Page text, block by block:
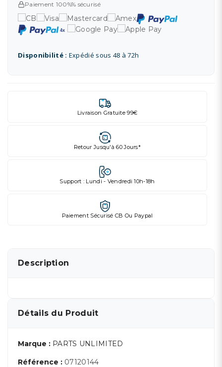
Paiement 100%% sécurisé
Disponibilité : Expédié sous 48 à 72h
Livraison Gratuite 99€
Retour Jusqu'à 60 Jours*
Support : Lundi - Vendredi 10h-18h
Paiement Sécurisé CB Ou Paypal
Description
Détails du Produit
Marque : PARTS UNLIMITED
Référence : 07120144